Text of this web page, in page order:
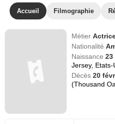
Accueil Filmographie
Métier
Nationalité
Naissance
Jersey, Etats-
Décès20
(Thousand